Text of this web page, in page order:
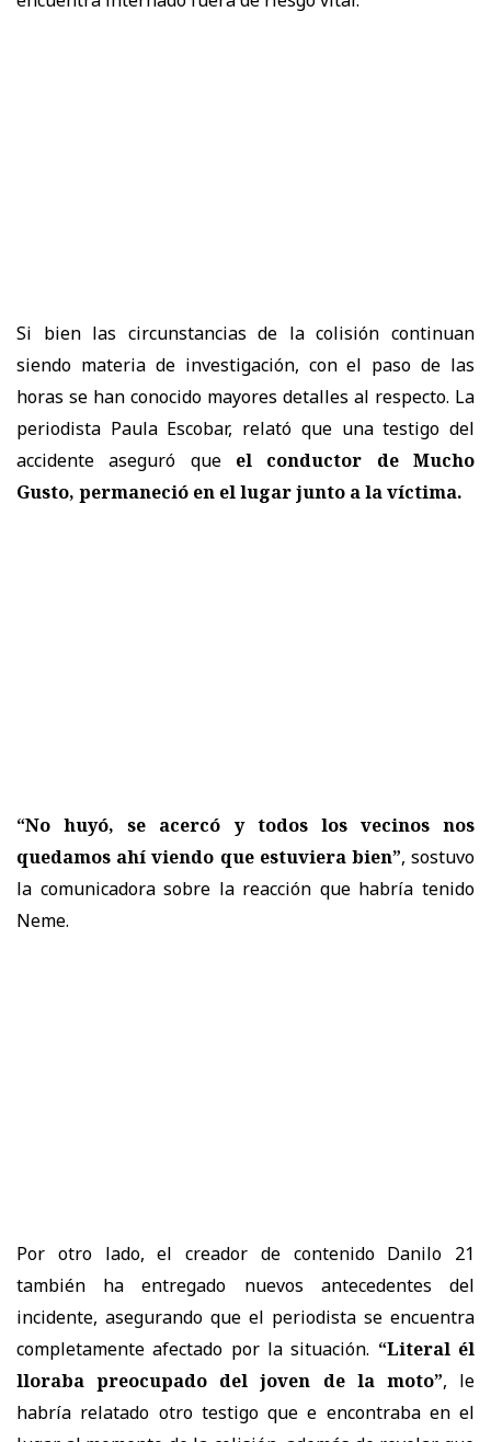
Si bien las circunstancias de la colisión continuan
siendo materia de investigación, con el paso de las
horas se han conocido mayores detalles al respecto. La
periodista Paula Escobar, relató que una testigo del
accidente aseguró que el conductor de Mucho
Gusto, permaneció en el lugar junto a la víctima.
“No huyó, se acercó y todos los vecinos nos
quedamos ahí viendo que estuviera bien”, sostuvo
la comunicadora sobre la reacción que habría tenido
Neme.
Por otro lado, el creador de contenido Danilo 21
también ha entregado nuevos antecedentes del
incidente, asegurando que el periodista se encuentra
completamente afectado por la situación. “Literal él
lloraba preocupado del joven de la moto”, le
habría relatado otro testigo que e encontraba en el